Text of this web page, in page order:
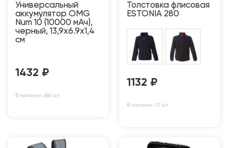
Универсальный
аккумулятор OMG
Num 10 (10000 мАч),
черный, 13,9х6.9х1,4
см
1432 ₽
В наличии: 686 шт
Толстовка флисовая
ESTONIA 280
1132 ₽
В наличии: 13 шт